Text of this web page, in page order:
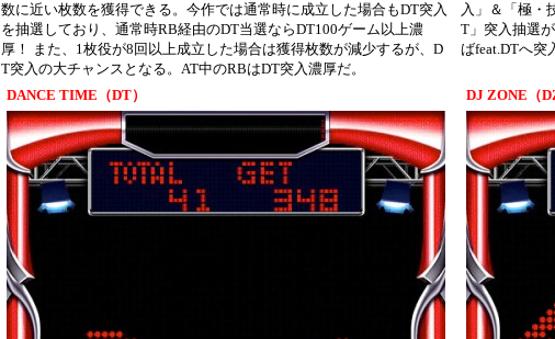
数に近い枚数を獲得できる。今作では通常時に成立した場合もDT突入
を抽選しており、通常時RB経由のDT当選ならDT100ゲーム以上濃
厚！ また、1枚役が8回以上成立した場合は獲得枚数が減少するが、D
T突入の大チャンスとなる。AT中のRBはDT突入濃厚だ。
入」＆「極・
T」突入抽選
ばfeat.DTへ突
DANCE TIME（DT） DJ ZONE（